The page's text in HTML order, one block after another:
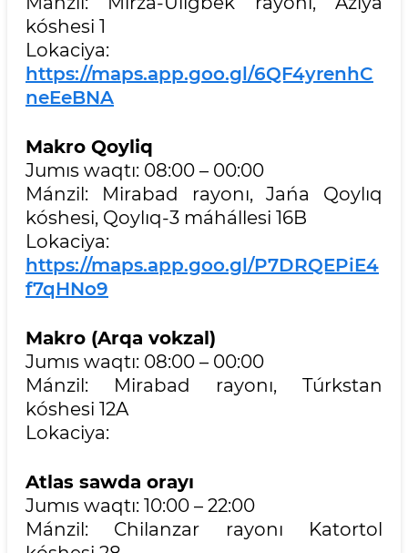
kóshesi 1
Lokaciya:
https://maps.app.goo.gl/6QF4yrenhC
neEeBNA
Makro Qoyliq
Jumıs waqtı: 08:00 – 00:00
Mánzil: Mirabad rayonı, Jańa Qoylıq
kóshesi, Qoylıq-3 máhállesi 16B
Lokaciya:
https://maps.app.goo.gl/P7DRQEPiE4
f7qHNo9
Makro (Arqa vokzal)
Jumıs waqtı: 08:00 – 00:00
Mánzil: Mirabad rayonı, Túrkstan
kóshesi 12A
Lokaciya:
Atlas sawda orayı
Jumıs waqtı: 10:00 – 22:00
Mánzil: Chilanzar rayonı Katortol